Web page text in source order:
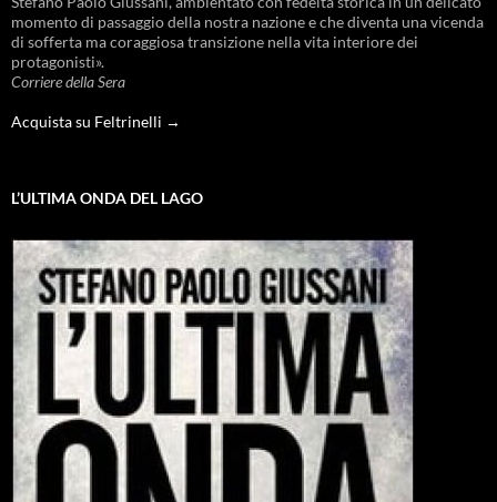
momento di passaggio della nostra nazione e che diventa una vicenda
di sofferta ma coraggiosa transizione nella vita interiore dei
protagonisti».
Corriere della Sera
Acquista su Feltrinelli →
L’ULTIMA ONDA DEL LAGO